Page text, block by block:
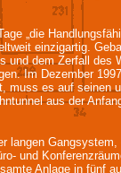
„die
einzigartig.
und dem Zerfall
Im Dezember
muss es auf
aus der
langen
und
Anlage in fünf